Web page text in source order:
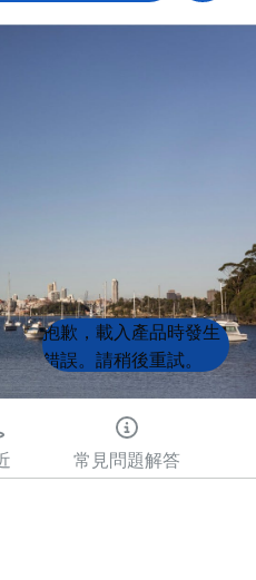
Product
List
Product
List
抱歉，載入產品時發生
錯誤。請稍後重試。
常見問題解答